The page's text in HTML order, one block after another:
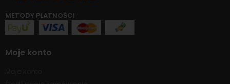
METODY PŁATNOŚCI
Moje konto